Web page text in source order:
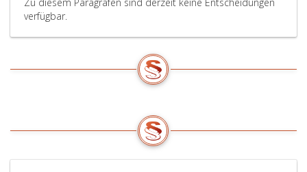
verfügbar.